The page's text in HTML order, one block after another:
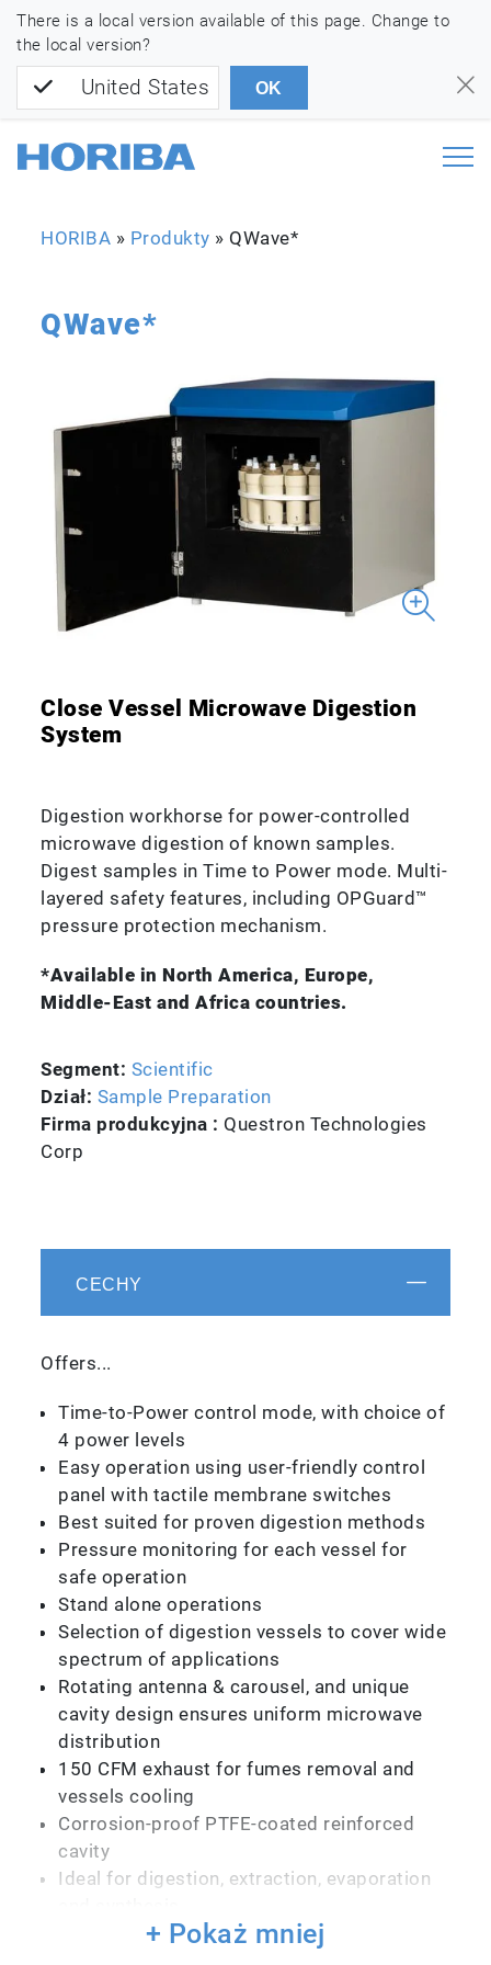
There is a local version available of this page. Change to
the local version?
United States OK
HORIBA » Produkty » QWave*
QWave*
Close Vessel Microwave Digestion
System
Digestion workhorse for power-controlled
microwave digestion of known samples.
Digest samples in Time to Power mode. Multi-
layered safety features, including OPGuard™
pressure protection mechanism.
*Available in North America, Europe,
Middle-East and Africa countries.
Segment: Scientific
Dział: Sample Preparation
Firma produkcyjna : Questron Technologies
Corp
CECHY
Offers...
Time-to-Power control mode, with choice of
4 power levels
Easy operation using user-friendly control
panel with tactile membrane switches
Best suited for proven digestion methods
Pressure monitoring for each vessel for
safe operation
Stand alone operations
Selection of digestion vessels to cover wide
spectrum of applications
Rotating antenna & carousel, and unique
cavity design ensures uniform microwave
distribution
150 CFM exhaust for fumes removal and
vessels cooling
Corrosion-proof PTFE-coated reinforced
cavity
Ideal for digestion, extraction, evaporation
Multi-Layered Safety . . .
+ Pokaż mniej